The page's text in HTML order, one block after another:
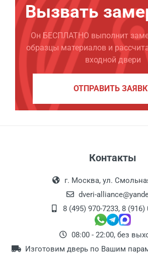
Вызвать
Он БЕСПЛАТНО выполнит
образцы материалов и
входной двери
ОТПРАВИТЬ
Контакты
г. Москва, ул.
dveri-
8 (495) 970-7233, 8 (916)
08:00 - 22:00, без
Изготовим дверь по Вашим